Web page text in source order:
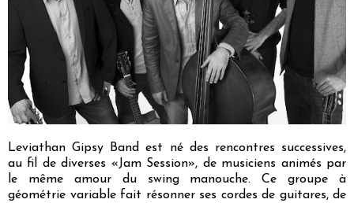
Leviathan Gipsy Band est né des rencontres successives,
au fil de diverses «Jam Session», de musiciens animés par
le même amour du swing manouche. Ce groupe à
géométrie variable fait résonner ses cordes de guitares, de